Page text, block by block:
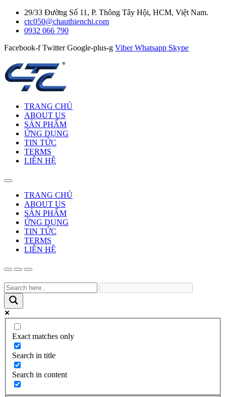
29/33 Đường Số 11, P. Thông Tây Hội, HCM, Việt Nam.
ctc050@chauthienchi.com
0932 066 790
Facebook-f Twitter Google-plus-g Viber Whatsapp Skype
TRANG CHỦ
ABOUT US
SẢN PHẨM
ỨNG DỤNG
TIN TỨC
TERMS
LIÊN HỆ
TRANG CHỦ
ABOUT US
SẢN PHẨM
ỨNG DỤNG
TIN TỨC
TERMS
LIÊN HỆ
Exact matches only
Search in title
Search in content